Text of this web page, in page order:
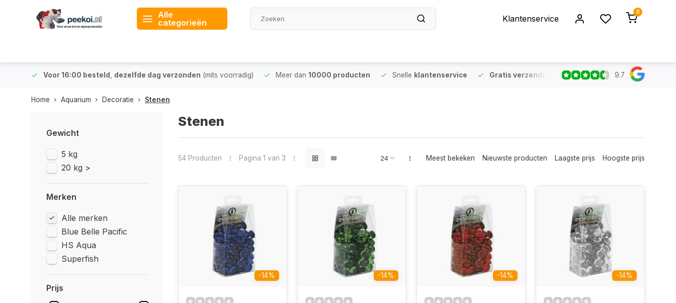
Alle
categorieën
Klantenservice
0
Voor 16:00 besteld dezelfde dag verzonden (mits voorradig) Meer dan 10000 producten Snelle klantenservice Gratis verzending vanaf €75 (NL & BE) Voor
9.7
Home Aquarium Decoratie Stenen
Gewicht
5 kg
20 kg >
Merken
Alle merken
Blue Belle Pacific
HS Aqua
Superfish
Prijs
Stenen
54 Producten Pagina 1 van 3 Meest bekeken Nieuwste producten Laagste prijs Hoogste prijs
-14% -14% -14% -14%